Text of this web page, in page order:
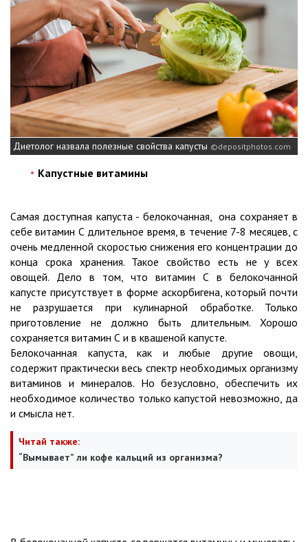
Диетолог назвала полезные свойства капусты depositphotos.com
Капустные витамины
Самая доступная капуста - белокочанная, она сохраняет в
себе витамин С длительное время, в течение 7-8 месяцев, с
очень медленной скоростью снижения его концентрации до
конца срока хранения. Такое свойство есть не у всех
овощей. Дело в том, что витамин С в белокочанной
капусте присутствует в форме аскорбигена, который почти
не разрушается при кулинарной обработке. Только
приготовление не должно быть длительным. Хорошо
сохраняется витамин С и в квашеной капусте.
Белокочанная капуста, как и любые другие овощи,
содержит практически весь спектр необходимых организму
витаминов и минералов. Но безусловно, обеспечить их
необходимое количество только капустой невозможно, да
и смысла нет.
Читай также:
“Вымывает” ли кофе кальций из организма?